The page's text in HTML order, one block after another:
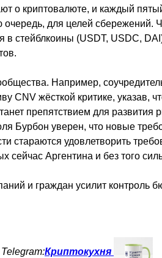
о криптовалюте, и каждый
очередь, для целей сбережений.
в стейблкоины (USDT, USDC,
Например,
CNV жёсткой критике, указав,
препятствием для развития
Бурбон уверен, что новые
стараются удовлетворить
Аргентина и без того
и граждан усилит контроль
Криптокухня